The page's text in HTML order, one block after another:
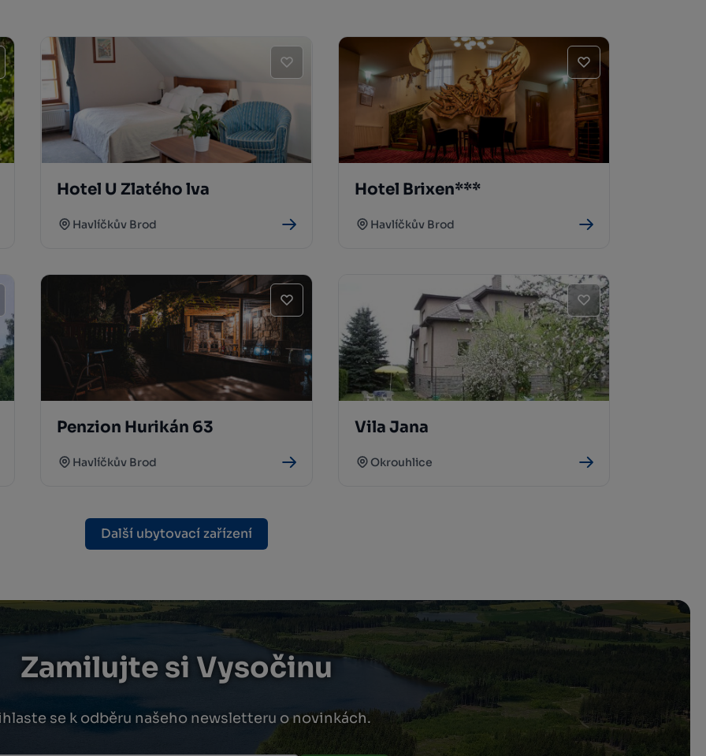
Hotel U Zlatého lva
Havlíčkův Brod
Hotel Brixen***
Havlíčkův Brod
Penzion Hurikán 63
Havlíčkův Brod
Vila Jana
Okrouhlice
Další ubytovací zařízení
Zamilujte si Vysočinu
se k odběru našeho newsletteru o novinkách.